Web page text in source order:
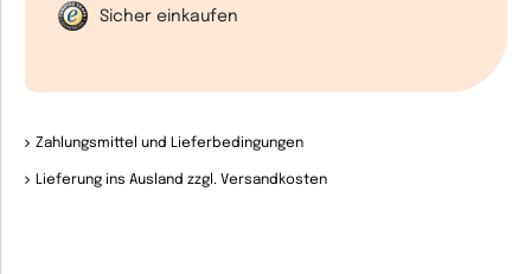
Sicher einkaufen
Zahlungsmittel und Lieferbedingungen
Lieferung ins Ausland zzgl. Versandkosten